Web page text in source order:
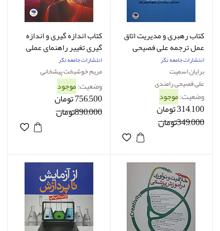
کتاب رهبری و مدیریت اتاق
عمل ترجمه علی فصیحی
رامندی
انتشارات جامعه نگر
برایان اسمیت
علی فصیحی رامندی
وضعیت:موجود
314,100 تومان
349,000تومان
کتاب اندازه گیری و اندازه
گیری تغییر راهنمای عملی
ابزارسازی در علوم سلامت
مریم خوشبخت پیشخانی
انتشارات جامعه نگر
مریم خوشبخت پیشخانی
وضعیت:موجود
756,500 تومان
890,000تومان